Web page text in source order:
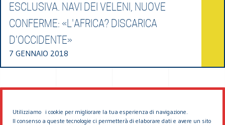
Utilizziamo i cookie per migliorare la tua esperienza di navigazione.
Il consenso a queste tecnologie ci permetterà di elaborare dati e avere un sito
ESCLUSIVA. NAVI DEI VELENI, NUOVE
CONFERME: «L'AFRICA? DISCARICA
D'OCCIDENTE»
7 GENNAIO 2018